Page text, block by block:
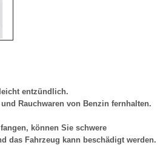
entzündlich.
Rauchwaren von Benzin fernhalten.
können Sie schwere
das Fahrzeug kann beschädigt werden.